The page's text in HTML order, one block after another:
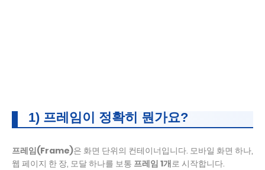
1) 프레임이 정확히 뭔가요?
프레임(Frame)은 화면 단위의 컨테이너입니다. 모바일 화면 하나,
웹 페이지 한 장, 모달 하나를 보통 프레임 1개로 시작합니다.